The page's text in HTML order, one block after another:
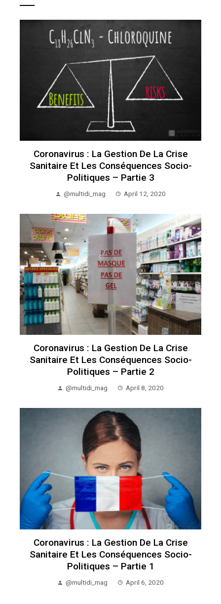
Coronavirus : La Gestion De La Crise
Sanitaire Et Les Conséquences Socio-
Politiques – Partie 3
@multidi_mag April 12, 2020
Coronavirus : La Gestion De La Crise
Sanitaire Et Les Conséquences Socio-
Politiques – Partie 2
@multidi_mag April 8, 2020
Coronavirus : La Gestion De La Crise
Sanitaire Et Les Conséquences Socio-
Politiques – Partie 1
@multidi_mag April 6, 2020